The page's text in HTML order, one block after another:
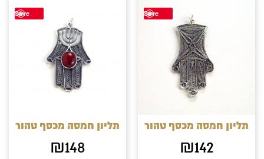
Save
תליון חמסה מכסף טהור
₪142
Save
תליון חמסה מכסף טהור
₪148
למוצר
לבחור